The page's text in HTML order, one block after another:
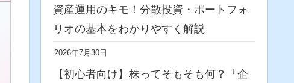
資産運用のキモ！分散投資・ポートフォ
リオの基本をわかりやすく解説
2026年7月30日
【初心者向け】株ってそもそも何？『企